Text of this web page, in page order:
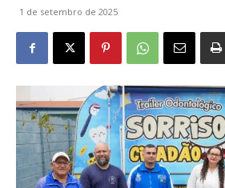
1 de setembro de 2025